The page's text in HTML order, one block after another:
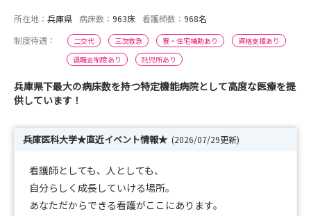
所在地： 兵庫県 病床数： 963床 看護師数： 968名
制度待遇：
二交代 三次救急 寮・住宅補助あり
資格支援あり
退職金制度あり
託児所あり
兵庫県下最大の病床数を持つ特定機能病院として高度な医療を提
供しています！
兵庫医科大学★直近イベント情報★ (2026/07/29更新)
看護師としても、人としても、
自分らしく成長していける場所。
あなただからできる看護がここにあります。